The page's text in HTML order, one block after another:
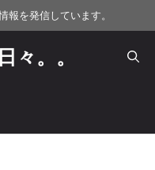
報を発信しています。
々。。